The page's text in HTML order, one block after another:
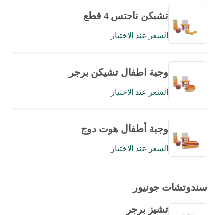
تشيكن ناجتس 4 قطع
السعر عند الاختيار
وجبة اطفال تشيكن برجر
السعر عند الاختيار
وجبة أطفال هوت دوج
السعر عند الاختيار
سندوتشات جونيور
تشيز برجر